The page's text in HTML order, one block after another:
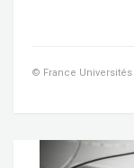
© France Universités